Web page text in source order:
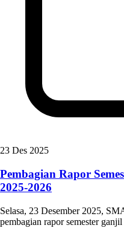
23 Des 2025
Pembagian Rapor
2025-2026
Selasa, 23 Desember 2025,
pembagian rapor semester